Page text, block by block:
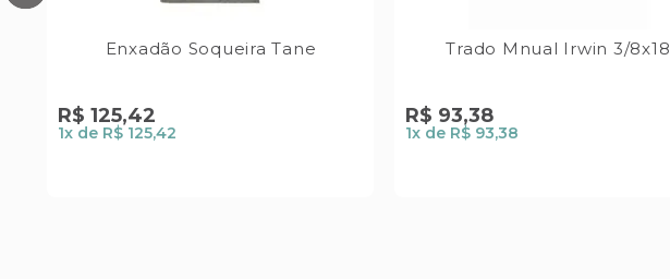
Enxadão Soqueira Tane
R$ 125,42
1x de R$ 125,42
Trado Mnual Irwin 3/8x18
R$ 93,38
1x de R$ 93,38